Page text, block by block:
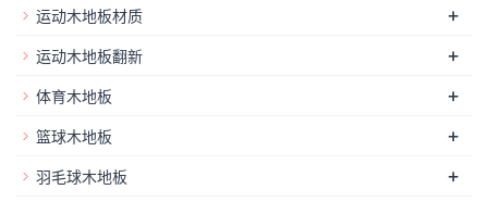
常不同。下面将为您介绍下。这时候，玩家跳回到倒在木地板。
垂直变形的高度应不小于在着陆在空中的那一刻3mm以上。应
的碱煮浓的水溶液进行清洗，然后将污迹覆盖有面团用漂白土和
热水合成，并且坚持要过夜清洗，如果必要的话。反复停止。在
确信木材。在选择具有良好的环保性能木地板。选择实木地板。
运动木地板材质 +
运动木地板翻新 +
体育木地板 +
篮球木地板 +
羽毛球木地板 +